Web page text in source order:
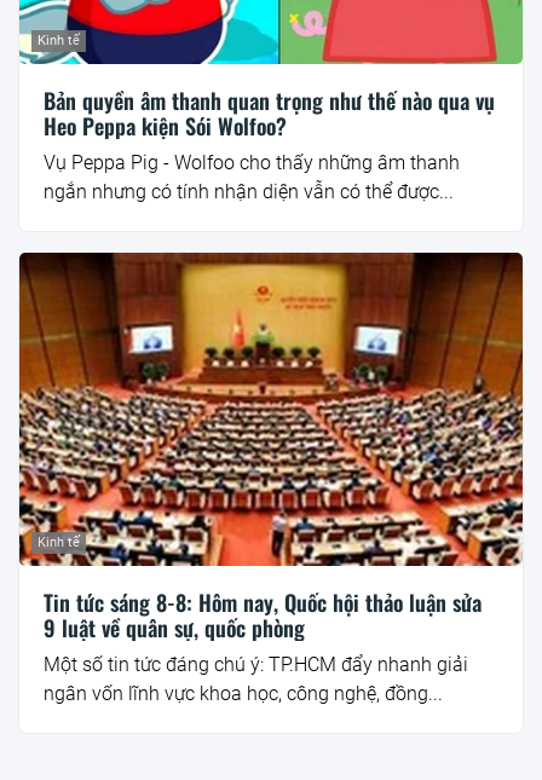
Kinh tế
Bản quyền âm thanh quan trọng như thế nào qua vụ
Heo Peppa kiện Sói Wolfoo?
Vụ Peppa Pig - Wolfoo cho thấy những âm thanh
ngắn nhưng có tính nhận diện vẫn có thể được...
Kinh tế
Tin tức sáng 8-8: Hôm nay, Quốc hội thảo luận sửa
9 luật về quân sự, quốc phòng
Một số tin tức đáng chú ý: TP.HCM đẩy nhanh giải
ngân vốn lĩnh vực khoa học, công nghệ, đồng...